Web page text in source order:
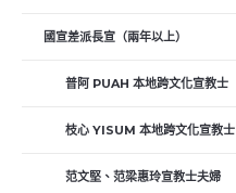
國宣差派長宣（兩年以上）
普阿 PUAH 本地跨文化宣教士
枝心 YISUM 本地跨文化宣教士
范文堅、范梁惠玲宣教士夫婦